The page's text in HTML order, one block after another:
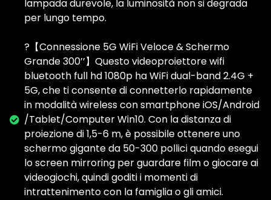
lampada durevole, la luminosità non si degrada
per lungo tempo.
?【Connessione 5G WiFi Veloce & Schermo
Grande 300’’】Questo videoproiettore wifi
bluetooth full hd 1080p ha WiFi dual-band 2.4G +
5G, che ti consente di connetterlo rapidamente
in modalità wireless con smartphone iOS/Android
/Tablet/Computer Win10. Con la distanza di
proiezione di 1,5-6 m, è possibile ottenere uno
schermo gigante da 50-300 pollici quando esegui
lo screen mirroring per guardare film o giocare ai
videogiochi, quindi goditi i momenti di
intrattenimento con la famiglia o gli amici.